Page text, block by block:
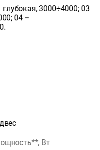
3000÷4000; 03
04 –
Вт